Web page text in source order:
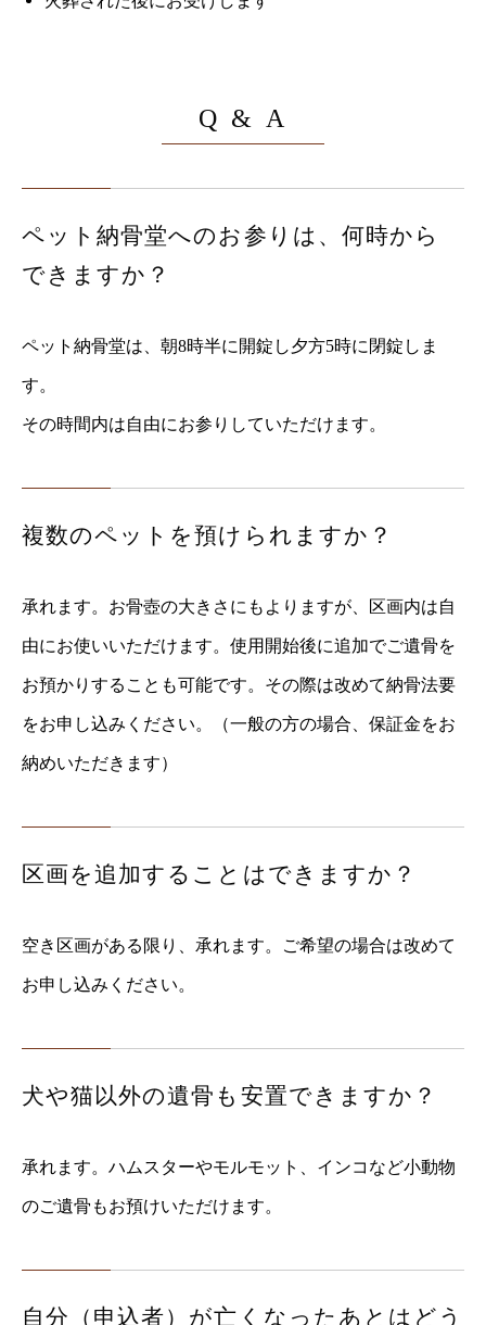
Q & A
ペット納骨堂へのお参りは、何時から
できますか？
ペット納骨堂は、朝8時半に開錠し夕方5時に閉錠しま
す。
その時間内は自由にお参りしていただけます。
複数のペットを預けられますか？
承れます。お骨壺の大きさにもよりますが、区画内は自
由にお使いいただけます。使用開始後に追加でご遺骨を
お預かりすることも可能です。その際は改めて納骨法要
をお申し込みください。（一般の方の場合、保証金をお
納めいただきます）
区画を追加することはできますか？
空き区画がある限り、承れます。ご希望の場合は改めて
お申し込みください。
犬や猫以外の遺骨も安置できますか？
承れます。ハムスターやモルモット、インコなど小動物
のご遺骨もお預けいただけます。
自分（申込者）が亡くなったあとはどう